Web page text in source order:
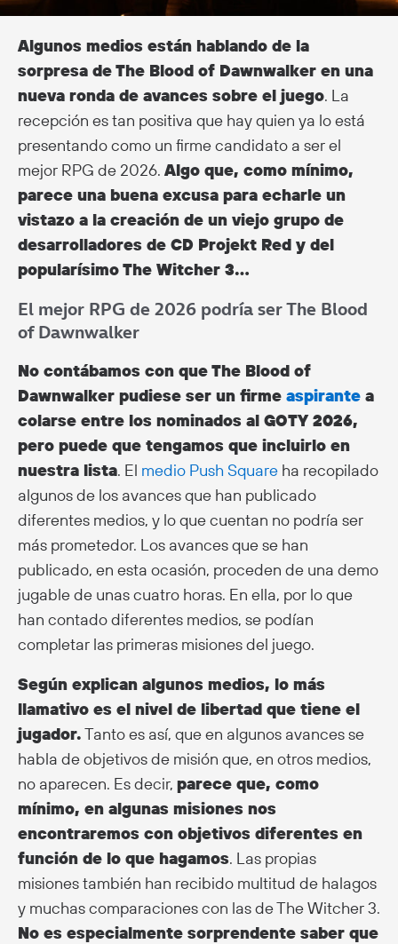
Algunos medios están hablando de la
sorpresa de The Blood of Dawnwalker en una
nueva ronda de avances sobre el juego. La
recepción es tan positiva que hay quien ya lo está
presentando como un firme candidato a ser el
mejor RPG de 2026. Algo que, como mínimo,
parece una buena excusa para echarle un
vistazo a la creación de un viejo grupo de
desarrolladores de CD Projekt Red y del
popularísimo The Witcher 3…
El mejor RPG de 2026 podría ser The Blood
of Dawnwalker
No contábamos con que The Blood of
Dawnwalker pudiese ser un firme aspirante a
colarse entre los nominados al GOTY 2026,
pero puede que tengamos que incluirlo en
nuestra lista. El medio Push Square ha recopilado
algunos de los avances que han publicado
diferentes medios, y lo que cuentan no podría ser
más prometedor. Los avances que se han
publicado, en esta ocasión, proceden de una demo
jugable de unas cuatro horas. En ella, por lo que
han contado diferentes medios, se podían
completar las primeras misiones del juego.
Según explican algunos medios, lo más
llamativo es el nivel de libertad que tiene el
jugador.Tanto es así, que en algunos avances se
habla de objetivos de misión que, en otros medios,
no aparecen. Es decir, parece que, como
mínimo, en algunas misiones nos
encontraremos con objetivos diferentes en
función de lo que hagamos. Las propias
misiones también han recibido multitud de halagos
y muchas comparaciones con las de The Witcher 3.
No es especialmente sorprendente saber que